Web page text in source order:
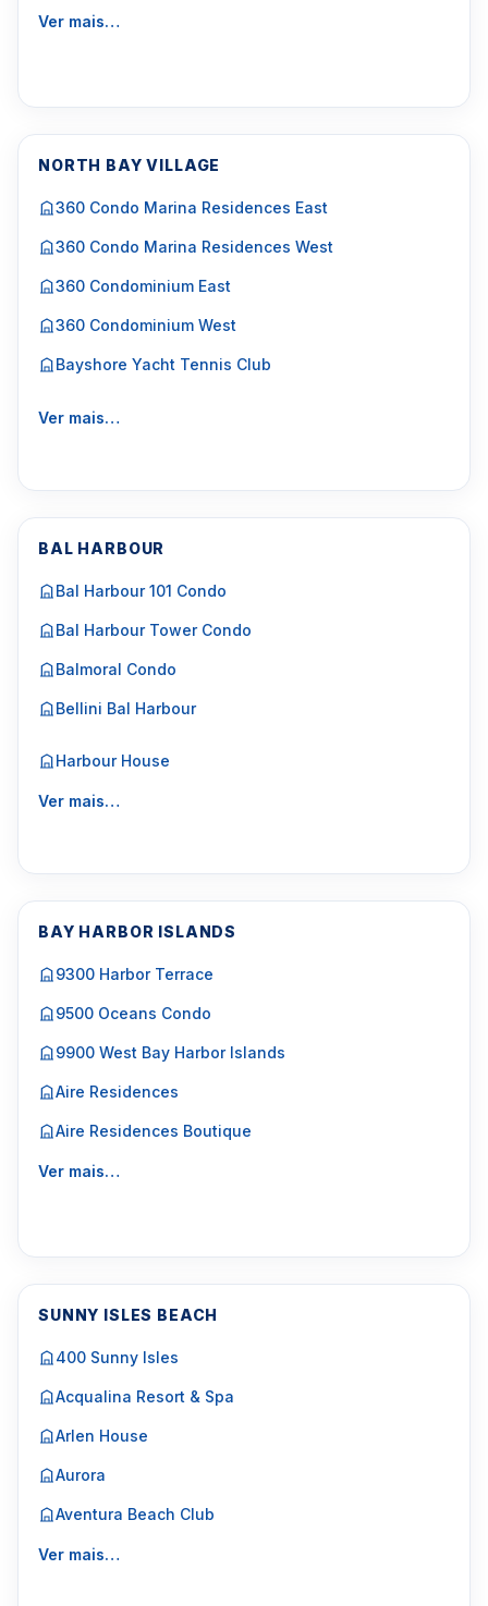
Ver mais…
NORTH BAY VILLAGE
360 Condo Marina Residences East
360 Condo Marina Residences West
360 Condominium East
360 Condominium West
Bayshore Yacht Tennis Club
Ver mais…
BAL HARBOUR
Bal Harbour 101 Condo
Bal Harbour Tower Condo
Balmoral Condo
Bellini Bal Harbour
Harbour House
Ver mais…
BAY HARBOR ISLANDS
9300 Harbor Terrace
9500 Oceans Condo
9900 West Bay Harbor Islands
Aire Residences
Aire Residences Boutique
Ver mais…
SUNNY ISLES BEACH
400 Sunny Isles
Acqualina Resort & Spa
Arlen House
Aurora
Aventura Beach Club
Ver mais…